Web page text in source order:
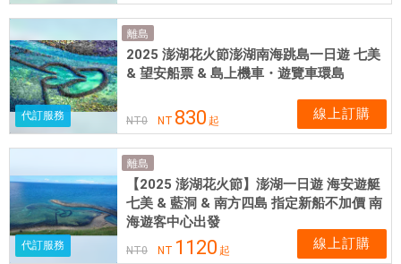
代訂服務
離島
2025 澎湖花火節澎湖南海跳島一日遊 七美
& 望安船票 & 島上機車・遊覽車環島
NT0 NT 830 起 線上訂購
代訂服務
離島
【2025 澎湖花火節】澎湖一日遊 海安遊艇
七美 & 藍洞 & 南方四島 指定新船不加價 南
海遊客中心出發
NT0 NT 1120 起 線上訂購